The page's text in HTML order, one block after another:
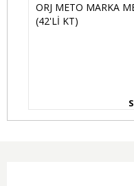
ORJ METO MARKA
(42'Lİ KT)